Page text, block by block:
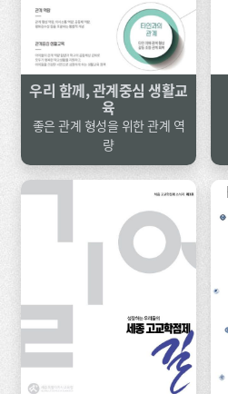
우리 함께, 관계중심 생활교
육
좋은 관계 형성을 위한 관계 역
량